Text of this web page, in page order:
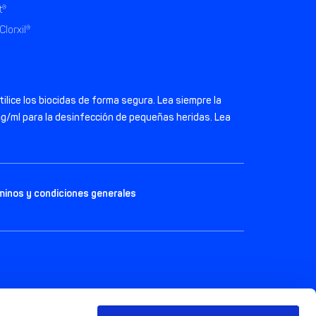
los biocidas de forma segura. Lea siempre la
ml para la desinfección de pequeñas heridas. Lea
y condiciones generales